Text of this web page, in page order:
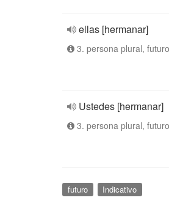
ellas [hermanar]
3. persona plural,
Ustedes [hermanar]
3. persona plural,
futuro Indicativo